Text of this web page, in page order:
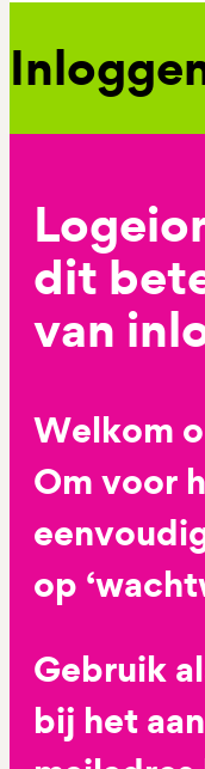
dit
van
Welkom
Om voor
op
Gebruik
bij het